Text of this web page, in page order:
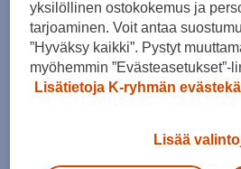
Arvioitu toimitusaika 1-3
yksilöllinen ostokokemus ja
tarjoaminen. Voit antaa
”Hyväksy kaikki”. Pystyt
myöhemmin ”Evästeasetukset”-
Lisätietoja K-ryhmän
Lisää